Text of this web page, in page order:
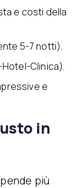
e costi della
5-7 notti).
Clinica).
e
in
più